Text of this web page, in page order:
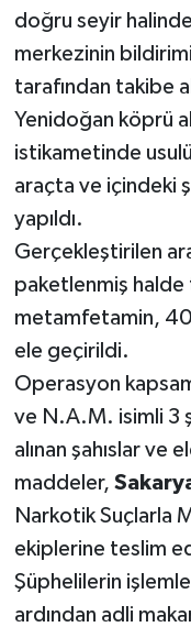
doğru seyir
merkezinin
tarafından takibe
Yenidoğan köprü
istikametinde
araçta ve içindeki
yapıldı.
Gerçekleştirilen
paketlenmiş
metamfetamin,
ele geçirildi.
Operasyon
ve N.A.M. isimli 3
alınan şahıslar ve
maddeler,
Narkotik Suçlarla
ekiplerine teslim
Şüphelilerin
ardından adli